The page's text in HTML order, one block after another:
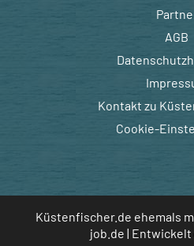
AGB
Kontakt zu
Cookie-
Küstenfischer.de ehemals
job.de | Entwickelt